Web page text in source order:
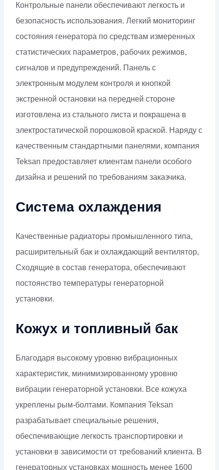
Контрольные панели обеспечивают легкость и
безопасность использования. Легкий мониторинг
состояния генератора по средствам измеренных
статистических параметров, рабочих режимов,
сигналов и предупреждений. Панель с
электронным модулем контроля и кнопкой
экстренной остановки на передней стороне
изготовлена из стального листа и покрашена в
электростатической порошковой краской. Наряду с
качественным стандартными панелями, компания
Teksan предоставляет клиентам панели особого
дизайна и решений по требованиям заказчика.
Система охлаждения
Качественные радиаторы промышленного типа,
расширительный бак и охлаждающий вентилятор,
Сходящие в состав генератора, обеспечивают
постоянство температуры генераторной
установки.
Кожух и топливный бак
Благодаря высокому уровню вибрационных
характеристик, минимизированному уровню
вибрации генераторной установки. Все кожуха
укреплены рым-болтами. Компания Teksan
разрабатывает специальные решения,
обеспечивающие легкость транспортировки и
установки в зависимости от требований клиента. В
генераторных установках мощность менее 1600